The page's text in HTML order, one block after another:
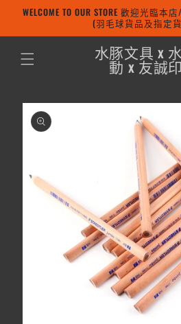
跳至內容
WELCOME TO OUR STORE 歡迎光臨
(羽毛球貨品及指定
水豚文具 x
動 x 友誠
略過產品
資訊